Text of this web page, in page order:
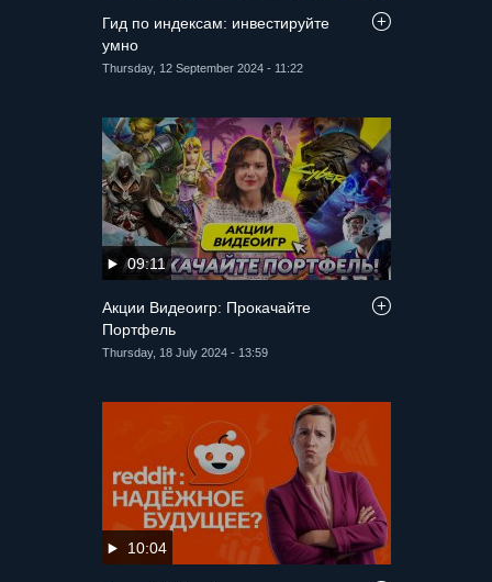
Гид по индексам: инвестируйте
умно
Thursday, 12 September 2024 - 11:22
09:11
Акции Видеоигр: Прокачайте
Портфель
Thursday, 18 July 2024 - 13:59
10:04